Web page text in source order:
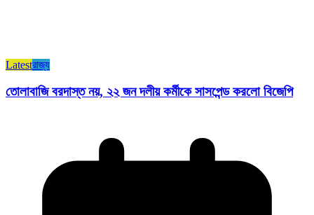
Latestরাজ্য​
তোলাবাজি বরদাস্ত নয়, ২২ জন দলীয় কর্মীকে সাসপেন্ড করলো বিজেপি